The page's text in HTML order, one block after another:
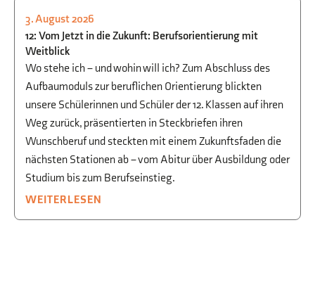
STUDIEN- UND BERUFSORIENTIERUNG
3. August 2026
12: Vom Jetzt in die Zukunft: Berufsorientierung mit
Weitblick
Wo stehe ich – und wohin will ich? Zum Abschluss des
Aufbaumoduls zur beruflichen Orientierung blickten
unsere Schülerinnen und Schüler der 12. Klassen auf ihren
Weg zurück, präsentierten in Steckbriefen ihren
Wunschberuf und steckten mit einem Zukunftsfaden die
nächsten Stationen ab – vom Abitur über Ausbildung oder
Studium bis zum Berufseinstieg.
WEITERLESEN